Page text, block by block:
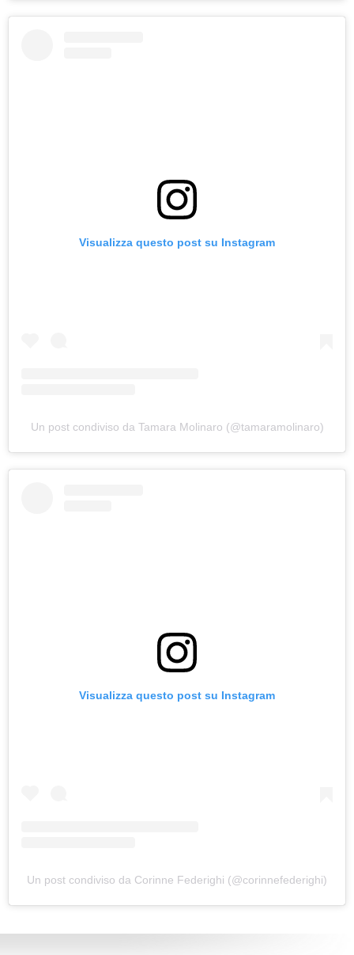
Visualizza questo post su Instagram
Un post condiviso da Tamara Molinaro (@tamaramolinaro)
Visualizza questo post su Instagram
Un post condiviso da Corinne Federighi (@corinnefederighi)